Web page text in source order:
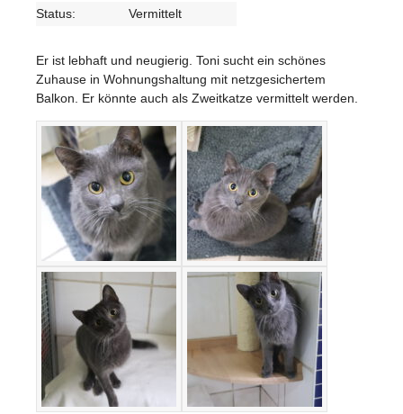
Status:
Vermittelt
Er ist lebhaft und neugierig. Toni sucht ein schönes
Zuhause in Wohnungshaltung mit netzgesichertem
Balkon. Er könnte auch als Zweitkatze vermittelt werden.